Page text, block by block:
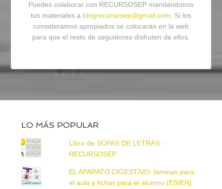
Puedes colaborar con RECURSOSEP mandándonos
tus materiales a blogrecursosep@gmail.com. Si los
consideramos apropiados se colocarán en la web
para que el resto de seguidores disfruten de ellos.
LO MÁS POPULAR
Libro de SOPAS DE LETRAS -
RECURSOSEP
EL APARATO DIGESTIVO: láminas para
el aula y fichas para el alumno (ES/EN)